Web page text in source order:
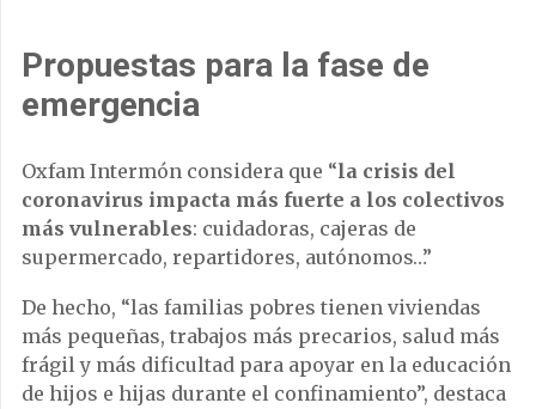
Propuestas para la fase de
emergencia
Oxfam Intermón considera que “la crisis del
coronavirus impacta más fuerte a los colectivos
más vulnerables: cuidadoras, cajeras de
supermercado, repartidores, autónomos…”
De hecho, “las familias pobres tienen viviendas
más pequeñas, trabajos más precarios, salud más
frágil y más dificultad para apoyar en la educación
de hijos e hijas durante el confinamiento”, destaca